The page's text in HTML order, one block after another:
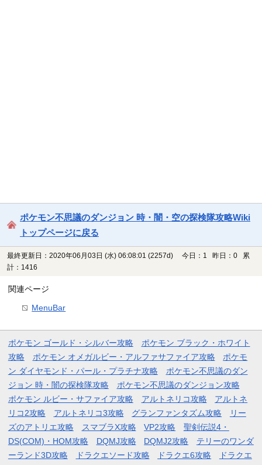
ポケモン不思議のダンジョン 時・闇・空の探検隊攻略Wiki
トップページに戻る
最終更新日：2020年06月03日 (水) 06:08:01 (2257d)
今日：1 昨日：0 累
計：1416
関連ページ
MenuBar
ポケモン ゴールド・シルバー攻略
ポケモン ブラック・ホワイト
攻略
ポケモン オメガルビー・アルファサファイア攻略
ポケモ
ン ダイヤモンド・パール・プラチナ攻略
ポケモン不思議のダン
ジョン 時・闇の探検隊攻略
ポケモン不思議のダンジョン攻略
ポケモン ルビー・サファイア攻略
アルトネリコ攻略
アルトネ
リコ2攻略
アルトネリコ3攻略 グランファンタズム攻略
リー
ズのアトリエ攻略
スマブラX攻略 VP2攻略
聖剣伝説4・
DS(COM)・HOM攻略
DQMJ攻略 DQMJ2攻略
テリーのワンダ
ーランド3D攻略
ドラクエソード攻略 ドラクエ6攻略
ドラクエ